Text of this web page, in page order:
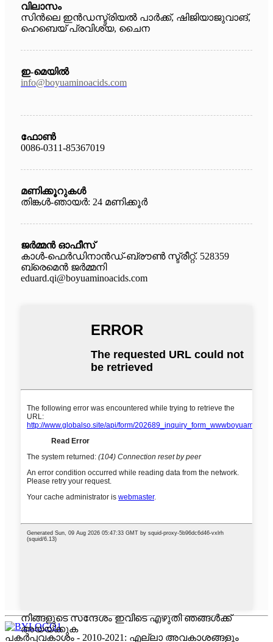
വിലാസം
സിൻലെ ഇൻഡസ്ട്രിയൽ പാർക്ക്, ഷിജിയാജുവാങ്,
ഹെബെയ് പ്രവിശ്യ, ചൈന
ഇ-മെയിൽ
info@boyuaminoacids.com
ഫോൺ
0086-0311-85367019
മണിക്കൂറുകൾ
തിങ്കൾ-ഞായർ: 24 മണിക്കൂർ
ജർമ്മൻ ഓഫീസ്
കാൾ-ഫെർഡിനാൻഡ്-ബ്രൗൺ സ്ട്രീറ്റ്. 528359
ബ്രെമെൻ ജർമ്മനി
eduard.qi@boyuaminoacids.com
നിങ്ങളുടെ സന്ദേശം ഇവിടെ എഴുതി ഞങ്ങൾക്ക്
അയയ്ക്കുക
പകർപ്പവകാശം - 2010-2021: എല്ലാ അവകാശങ്ങളും